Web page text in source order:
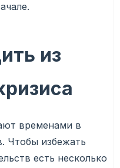
из
временами в
Чтобы избежать
есть несколько